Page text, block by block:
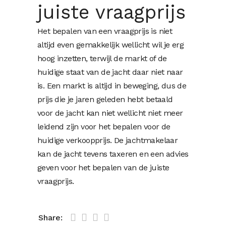
juiste vraagprijs
Het bepalen van een vraagprijs is niet
altijd even gemakkelijk wellicht wil je erg
hoog inzetten, terwijl de markt of de
huidige staat van de jacht daar niet naar
is. Een markt is altijd in beweging, dus de
prijs die je jaren geleden hebt betaald
voor de jacht kan niet wellicht niet meer
leidend zijn voor het bepalen voor de
huidige verkoopprijs. De jachtmakelaar
kan de jacht tevens taxeren en een advies
geven voor het bepalen van de juiste
vraagprijs.
Share: